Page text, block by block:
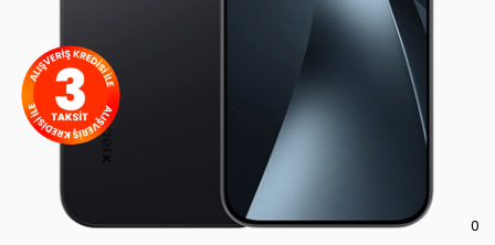
0